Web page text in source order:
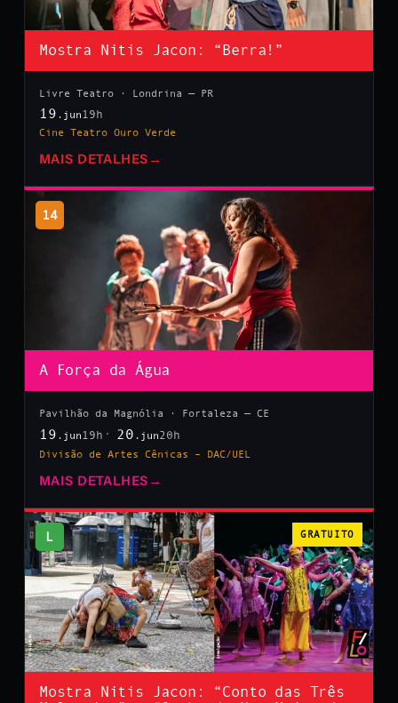
Mostra Nitis Jacon: “Berra!”
Livre Teatro · Londrina — PR
19 .jun 19h
Cine Teatro Ouro Verde
MAIS DETALHES →
14
A Força da Água
Pavilhão da Magnólia · Fortaleza — CE
19 .jun 19h 20 .jun20h
Divisão de Artes Cênicas – DAC/UEL
MAIS DETALHES →
L GRATUITO
Mostra Nitis Jacon: “Conto das Três